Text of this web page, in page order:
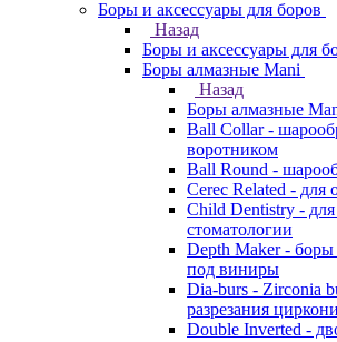
Боры и аксессуары для боров
Назад
Боры и аксессуары для
Боры алмазные Mani
Назад
Боры алмазные
Ball Collar -
воротником
Ball Round -
Cerec Related - для
Child Dentistry - для
стоматологии
Depth Maker -
под виниры
Dia-burs - Zirconia
разрезания
Double Inverted -